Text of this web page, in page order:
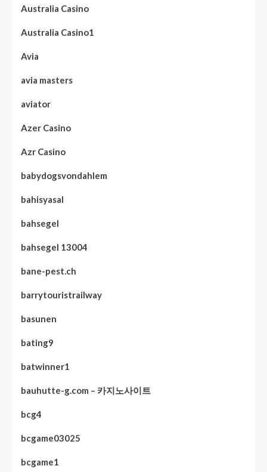
Australia Casino
Australia Casino1
Avia
avia masters
aviator
Azer Casino
Azr Casino
babydogsvondahlem
bahisyasal
bahsegel
bahsegel 13004
bane-pest.ch
barrytouristrailway
basunen
bating9
batwinner1
bauhutte-g.com – 카지노사이트
bcg4
bcgame03025
bcgame1